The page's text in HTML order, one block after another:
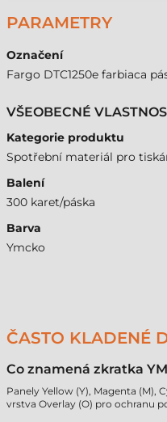
PARAMETRY
Označení
Fargo DTC1250e farbiaca
VŠEOBECNÉ
Kategorie produktu
Spotřební materiál pro
Balení
300 karet/páska
Barva
Ymcko
ČASTO KLADENÉ
Co znamená zkratka
Panely Yellow (Y), Magenta (M),
vrstva Overlay (O) pro ochranu